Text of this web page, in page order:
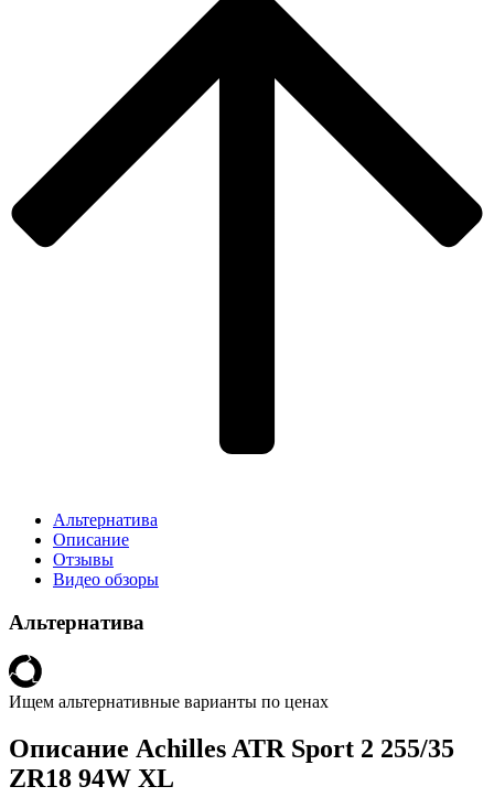
Альтернатива
Описание
Отзывы
Видео обзоры
Альтернатива
Ищем альтернативные варианты по ценах
Описание Achilles ATR Sport 2 255/35
ZR18 94W XL